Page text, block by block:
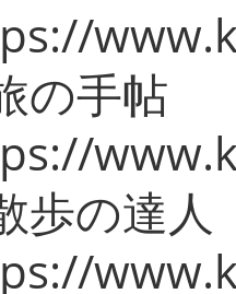
の手帖
歩の達人